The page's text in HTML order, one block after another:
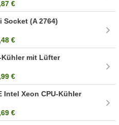
€
Socket (A 2764)
€
Kühler mit Lüfter
€
Intel Xeon CPU-Kühler
€